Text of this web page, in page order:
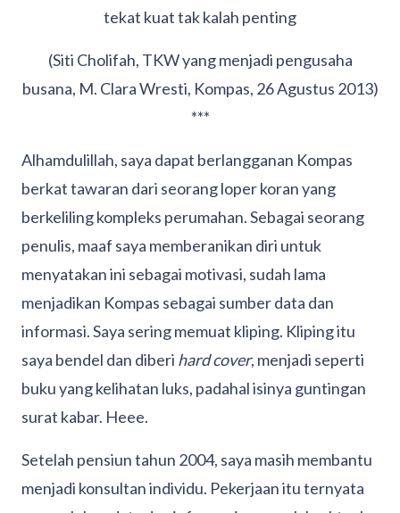
tekat kuat tak kalah penting
(Siti Cholifah, TKW yang menjadi pengusaha
busana, M. Clara Wresti, Kompas, 26 Agustus 2013)
***
Alhamdulillah, saya dapat berlangganan Kompas
berkat tawaran dari seorang loper koran yang
berkeliling kompleks perumahan. Sebagai seorang
penulis, maaf saya memberanikan diri untuk
menyatakan ini sebagai motivasi, sudah lama
menjadikan Kompas sebagai sumber data dan
informasi. Saya sering memuat kliping. Kliping itu
saya bendel dan diberi hard cover, menjadi seperti
buku yang kelihatan luks, padahal isinya guntingan
surat kabar. Heee.
Setelah pensiun tahun 2004, saya masih membantu
menjadi konsultan individu. Pekerjaan itu ternyata